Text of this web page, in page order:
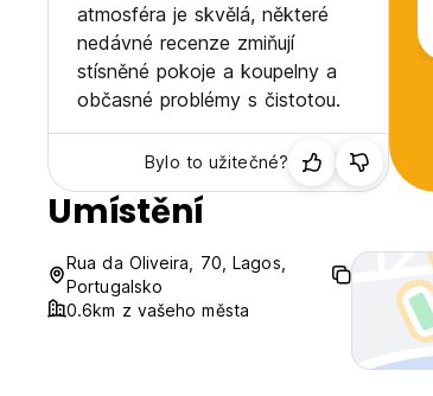
atmosféra je skvělá, některé
nedávné recenze zmiňují
stísněné pokoje a koupelny a
občasné problémy s čistotou.
Bylo to užitečné?
Umístění
Rua da Oliveira, 70, Lagos,
Portugalsko
0.6km z vašeho města